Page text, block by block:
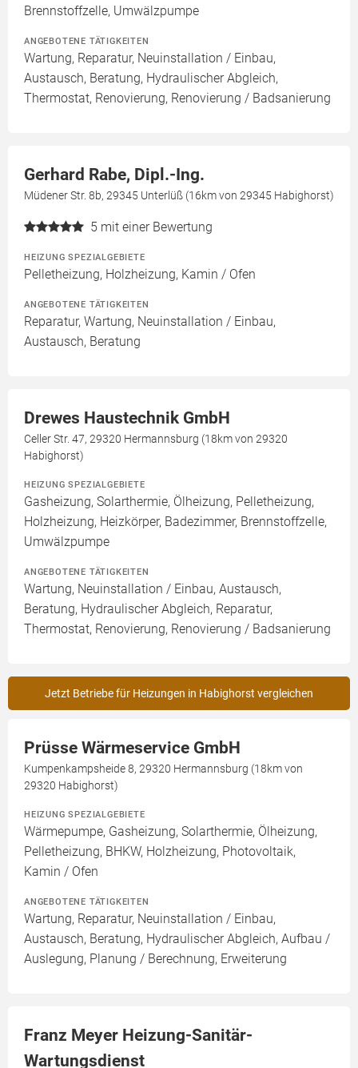
Brennstoffzelle, Umwälzpumpe
ANGEBOTENE TÄTIGKEITEN
Wartung, Reparatur, Neuinstallation / Einbau,
Austausch, Beratung, Hydraulischer Abgleich,
Thermostat, Renovierung, Renovierung / Badsanierung
Gerhard Rabe, Dipl.-Ing.
Müdener Str. 8b, 29345 Unterlüß (16km von 29345 Habighorst)
5 mit einer Bewertung
HEIZUNG SPEZIALGEBIETE
Pelletheizung, Holzheizung, Kamin / Ofen
ANGEBOTENE TÄTIGKEITEN
Reparatur, Wartung, Neuinstallation / Einbau,
Austausch, Beratung
Drewes Haustechnik GmbH
Celler Str. 47, 29320 Hermannsburg (18km von 29320
Habighorst)
HEIZUNG SPEZIALGEBIETE
Gasheizung, Solarthermie, Ölheizung, Pelletheizung,
Holzheizung, Heizkörper, Badezimmer, Brennstoffzelle,
Umwälzpumpe
ANGEBOTENE TÄTIGKEITEN
Wartung, Neuinstallation / Einbau, Austausch,
Beratung, Hydraulischer Abgleich, Reparatur,
Thermostat, Renovierung, Renovierung / Badsanierung
Jetzt Betriebe für Heizungen in Habighorst vergleichen
Prüsse Wärmeservice GmbH
Kumpenkampsheide 8, 29320 Hermannsburg (18km von
29320 Habighorst)
HEIZUNG SPEZIALGEBIETE
Wärmepumpe, Gasheizung, Solarthermie, Ölheizung,
Pelletheizung, BHKW, Holzheizung, Photovoltaik,
Kamin / Ofen
ANGEBOTENE TÄTIGKEITEN
Wartung, Reparatur, Neuinstallation / Einbau,
Austausch, Beratung, Hydraulischer Abgleich, Aufbau /
Auslegung, Planung / Berechnung, Erweiterung
Franz Meyer Heizung-Sanitär-
Wartungsdienst